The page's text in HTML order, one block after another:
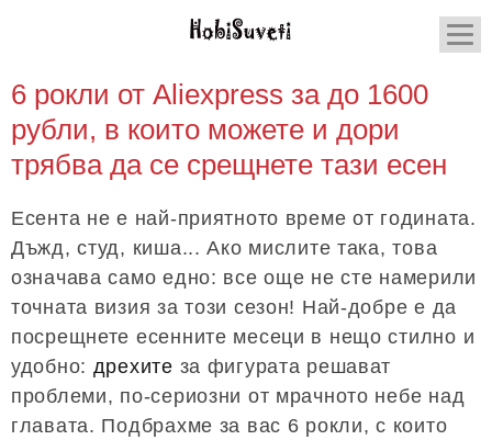
6 рокли от Aliexpress за до 1600
рубли, в които можете и дори
трябва да се срещнете тази есен
Есента не е най-приятното време от годината.
Дъжд, студ, киша... Ако мислите така, това
означава само едно: все още не сте намерили
точната визия за този сезон! Най-добре е да
посрещнете есенните месеци в нещо стилно и
удобно: дрехите за фигурата решават
проблеми, по-сериозни от мрачното небе над
главата. Подбрахме за вас 6 рокли, с които